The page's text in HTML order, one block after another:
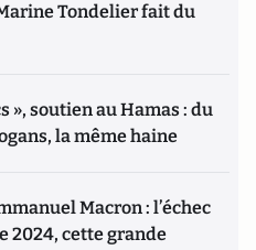
Tondelier fait du
», soutien au Hamas : du
la même haine
Macron : l’échec
2024, cette grande